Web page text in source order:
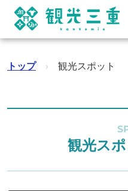
トップ › 観光スポット
観光ス